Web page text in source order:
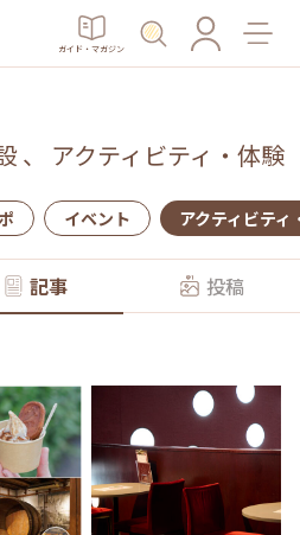
ガイド・マガジン
、 アクティビティ・体験
イベント アクティビティ
記事 投稿